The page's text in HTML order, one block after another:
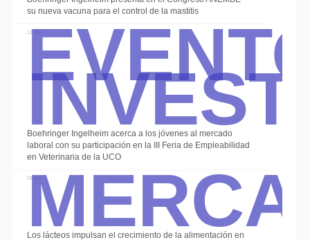
su nueva vacuna para el control de la mastitis
12 Jun
Boehringer Ingelheim acerca a los jóvenes al mercado
laboral con su participación en la III Feria de Empleabilidad
en Veterinaria de la UCO
03 Jun
Los lácteos impulsan el crecimiento de la alimentación en